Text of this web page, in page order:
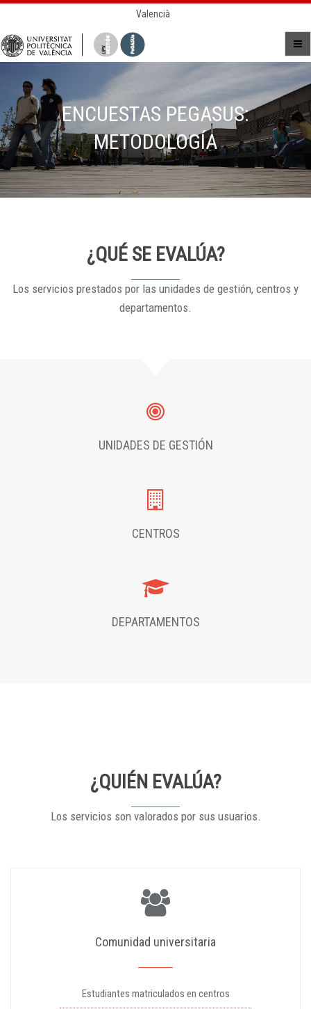
Valencià
ENCUESTAS PEGASUS:
METODOLOGÍA
¿QUÉ SE EVALÚA?
Los servicios prestados por las unidades de gestión, centros y
departamentos.
UNIDADES DE GESTIÓN
CENTROS
DEPARTAMENTOS
¿QUIÉN EVALÚA?
Los servicios son valorados por sus usuarios.
Comunidad universitaria
Estudiantes matriculados en centros